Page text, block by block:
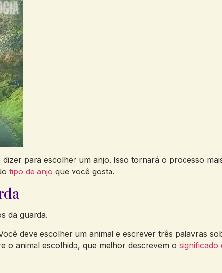
para escolher um anjo. Isso tornará o processo
tipo de anjo que você gosta.
da guarda.
deve escolher um animal e escrever três palavras
o animal escolhido, que melhor descrevem o significado